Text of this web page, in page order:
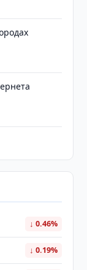
↓ 0.46%
↓ 0.19%